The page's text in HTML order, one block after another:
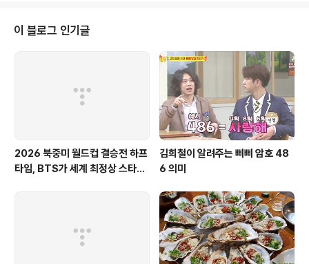
는 뉴욕 플라자호텔 느낌이 날 듯요 ^^ 3층 로비를 넓게 찍
어봤어요 완전 크리스마스죠? ^^ 벽장식도 멋져요 ^^ 베어
스타운 상징물과 크리스마스를 잘 조화롭게 꾸며두셨네요
^^ 정말 이국적인 느낌이네요 ^^ 이제 4층으로 올라왔어
요! 4층 엘리베이터 앞에 있는 공간인데 너~~무 예쁘더라
구요! 게다가 슬로프도 ..
이 블로그 인기글
2026 북중미 월드컵 결승전 하프
타임, BTS가 세계 최정상 스타들
김희철이 알려주는 삐삐 암호 48
6 의미